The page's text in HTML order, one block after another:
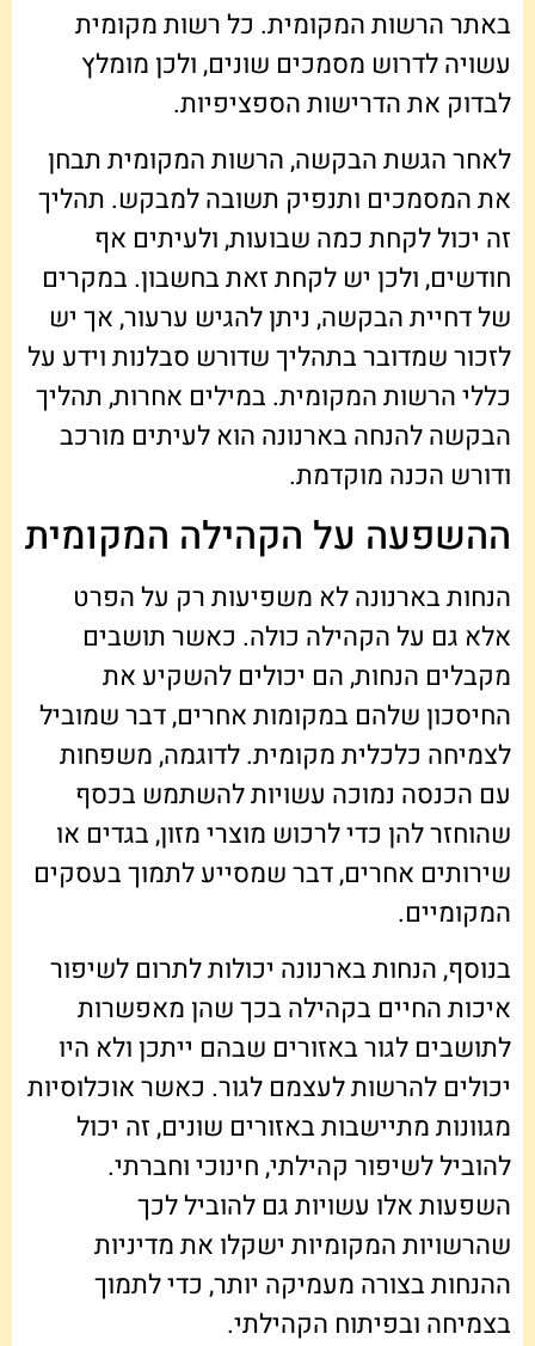
באתר הרשות המקומית. כל רשות מקומית
עשויה לדרוש מסמכים שונים, ולכן מומלץ
לבדוק את הדרישות הספציפיות.
לאחר הגשת הבקשה, הרשות המקומית תבחן
את המסמכים ותנפיק תשובה למבקש. תהליך
זה יכול לקחת כמה שבועות, ולעיתים אף
חודשים, ולכן יש לקחת זאת בחשבון. במקרים
של דחיית הבקשה, ניתן להגיש ערעור, אך יש
לזכור שמדובר בתהליך שדורש סבלנות וידע על
כללי הרשות המקומית. במילים אחרות, תהליך
הבקשה להנחה בארנונה הוא לעיתים מורכב
ודורש הכנה מוקדמת.
ההשפעה על הקהילה המקומית
הנחות בארנונה לא משפיעות רק על הפרט
אלא גם על הקהילה כולה. כאשר תושבים
מקבלים הנחות, הם יכולים להשקיע את
החיסכון שלהם במקומות אחרים, דבר שמוביל
לצמיחה כלכלית מקומית. לדוגמה, משפחות
עם הכנסה נמוכה עשויות להשתמש בכסף
שהוחזר להן כדי לרכוש מוצרי מזון, בגדים או
שירותים אחרים, דבר שמסייע לתמוך בעסקים
המקומיים.
בנוסף, הנחות בארנונה יכולות לתרום לשיפור
איכות החיים בקהילה בכך שהן מאפשרות
לתושבים לגור באזורים שבהם ייתכן ולא היו
יכולים להרשות לעצמם לגור. כאשר אוכלוסיות
מגוונות מתיישבות באזורים שונים, זה יכול
להוביל לשיפור קהילתי, חינוכי וחברתי.
השפעות אלו עשויות גם להוביל לכך
שהרשויות המקומיות ישקלו את מדיניות
ההנחות בצורה מעמיקה יותר, כדי לתמוך
בצמיחה ובפיתוח הקהילתי.